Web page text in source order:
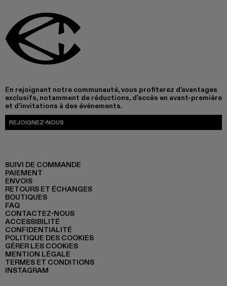
En rejoignant notre communauté, vous profiterez d’avantages
exclusifs, notamment de réductions, d’accès en avant-première
et d’invitations à des événements.
REJOIGNEZ-NOUS
SUIVI DE COMMANDE
PAIEMENT
ENVOIS
RETOURS ET ÉCHANGES
BOUTIQUES
FAQ
CONTACTEZ-NOUS
ACCESSIBILITÉ
CONFIDENTIALITÉ
POLITIQUE DES COOKIES
GÉRER LES COOKIES
MENTION LÉGALE
TERMES ET CONDITIONS
INSTAGRAM